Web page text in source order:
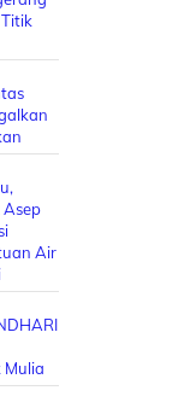
Asep
Air
Mulia